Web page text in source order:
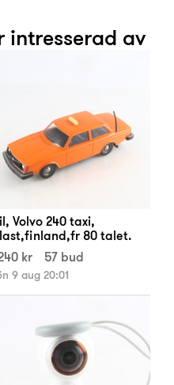
intresserad av
Volvo 240 taxi,
80 talet.
kr
57 bud
9 aug 20:01